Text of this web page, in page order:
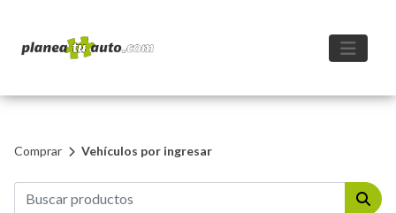
Comprar Vehículos por ingresar